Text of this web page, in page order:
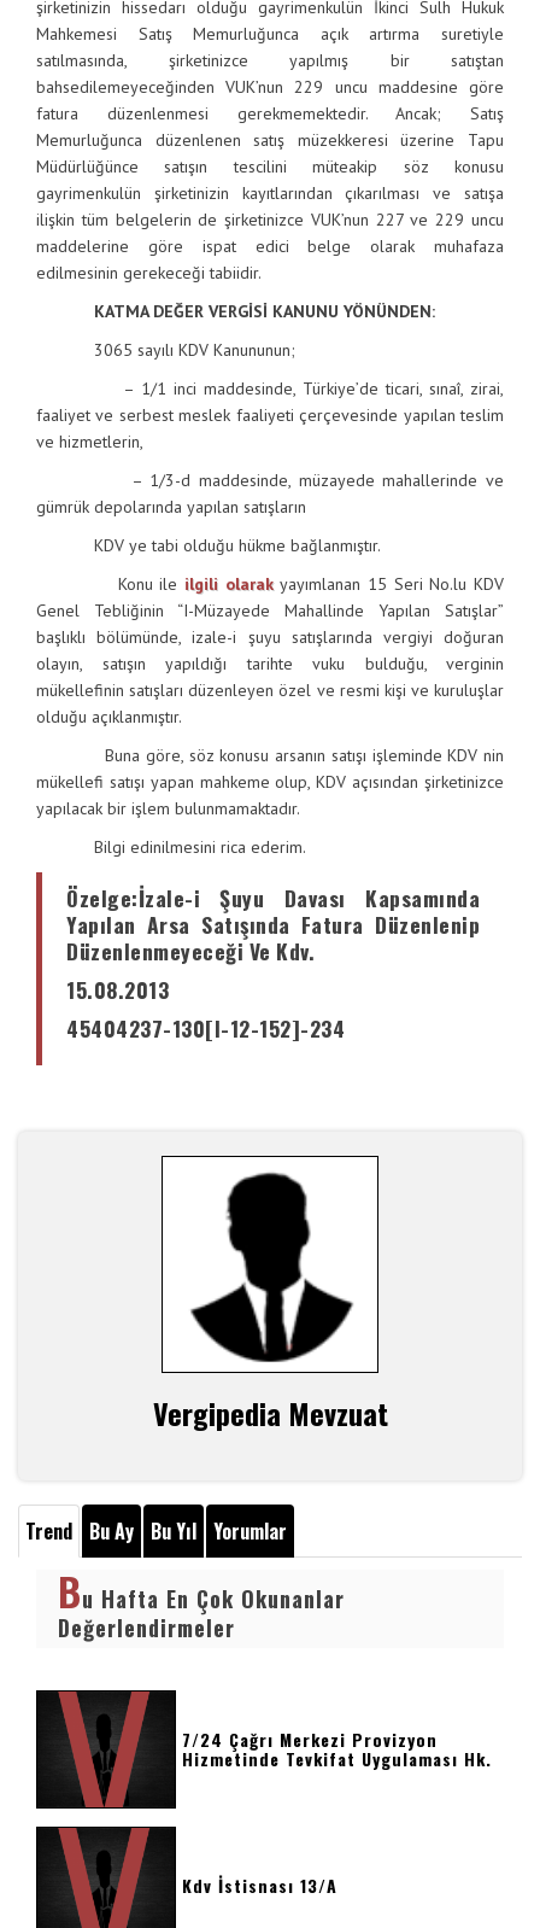
şirketinizin hissedarı olduğu gayrimenkulün İkinci Sulh Hukuk
Mahkemesi Satış Memurluğunca açık artırma suretiyle
satılmasında, şirketinizce yapılmış bir satıştan
bahsedilemeyeceğinden VUK’nun 229 uncu maddesine göre
fatura düzenlenmesi gerekmemektedir. Ancak; Satış
Memurluğunca düzenlenen satış müzekkeresi üzerine Tapu
Müdürlüğünce satışın tescilini müteakip söz konusu
gayrimenkulün şirketinizin kayıtlarından çıkarılması ve satışa
ilişkin tüm belgelerin de şirketinizce VUK’nun 227 ve 229 uncu
maddelerine göre ispat edici belge olarak muhafaza
edilmesinin gerekeceği tabiidir.
KATMA DEĞER VERGİSİ KANUNU YÖNÜNDEN:
3065 sayılı KDV Kanununun;
– 1/1 inci maddesinde, Türkiye’de ticari, sınaî, zirai,
faaliyet ve serbest meslek faaliyeti çerçevesinde yapılan teslim
ve hizmetlerin,
– 1/3-d maddesinde, müzayede mahallerinde ve
gümrük depolarında yapılan satışların
KDV ye tabi olduğu hükme bağlanmıştır.
Konu ile ilgili olarakyayımlanan 15 Seri No.lu KDV
Genel Tebliğinin “I-Müzayede Mahallinde Yapılan Satışlar”
başlıklı bölümünde, izale-i şuyu satışlarında vergiyi doğuran
olayın, satışın yapıldığı tarihte vuku bulduğu, verginin
mükellefinin satışları düzenleyen özel ve resmi kişi ve kuruluşlar
olduğu açıklanmıştır.
Buna göre, söz konusu arsanın satışı işleminde KDV nin
mükellefi satışı yapan mahkeme olup, KDV açısından şirketinizce
yapılacak bir işlem bulunmamaktadır.
Bilgi edinilmesini rica ederim.
Özelge:İzale-i Şuyu Davası Kapsamında
Yapılan Arsa Satışında Fatura Düzenlenip
Düzenlenmeyeceği Ve Kdv.
15.08.2013
45404237-130[I-12-152]-234
Vergipedia Mevzuat
Trend Bu Ay Bu Yıl Yorumlar
Bu Hafta En Çok Okunanlar
Değerlendirmeler
7/24 Çağrı Merkezi Provizyon
Hizmetinde Tevkifat Uygulaması Hk.
Kdv İstisnası 13/a